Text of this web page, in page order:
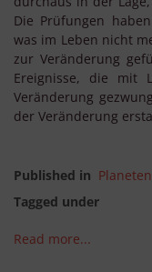
Die Prüfungen
was im Leben nicht
zur Veränderung
Ereignisse, die mit
Veränderung
der Veränderung
Published in Planeten
Tagged under
Read more...